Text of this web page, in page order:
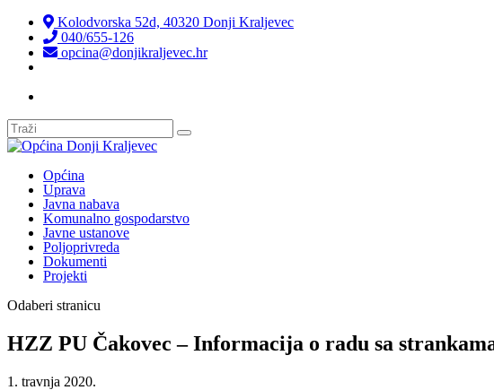
Kolodvorska 52d, 40320 Donji Kraljevec
040/655-126
opcina@donjikraljevec.hr
Općina
Uprava
Javna nabava
Komunalno gospodarstvo
Javne ustanove
Poljoprivreda
Dokumenti
Projekti
Odaberi stranicu
HZZ PU Čakovec – Informacija o radu sa
1. travnja 2020.